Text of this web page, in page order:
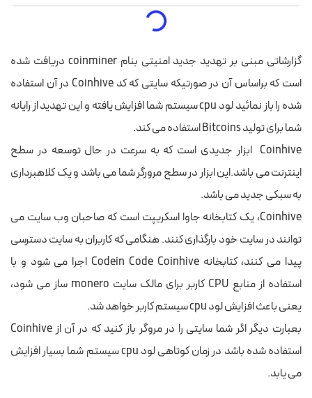
گزارشاتی مبنی بر تهدید جدید امنیتی بنام coinminer دریافت شده
است که براساس آن در صورتیکه سایتی که کد Coinhive در آن استفاده
شده را باز نمائید لود cpu سیستم شما افزایش یافته و این تهدید از رایانه
شما برای تولید Bitcoins استفاده می کند.
Coinhive ابزار جدیدی است که به سرعت در حال توسعه در سطح
اینترنت می باشد.این ابزار در سطح مرورگر شما می باشد و یک کلاهبرداری
به سبکی جدید می باشد.
Coinhive، یک کتابخانه جاوا اسکریپت است که صاحبان وب سایت می
توانند در سایت خود بارگذاری کنند. هنگامی که کاربران به سایت دسترسی
پیدا می کنند، کتابخانه Codein Code Coinhive اجرا می شود و با
استفاده از منابع CPU کاربر برای مالک سایت monero ساز می شود،
یعنی باعث افزایش لود cpu سیستم کاربر خواهد شد.
بعبارت دیگر اگر شما سایتی را در مروگر باز کنید که در آن از Coinhive
استفاده شده باشد در زمان کوتاهی لود cpu سیستم شما بسیار افزایش
می یابد.